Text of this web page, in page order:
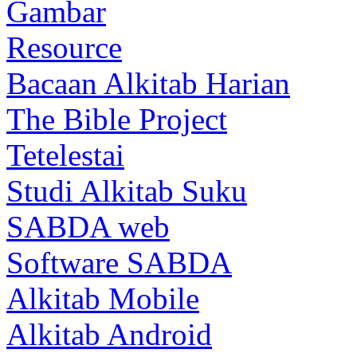
Gambar
Resource
Bacaan Alkitab Harian
The Bible Project
Tetelestai
Studi Alkitab Suku
SABDA web
Software SABDA
Alkitab Mobile
Alkitab Android